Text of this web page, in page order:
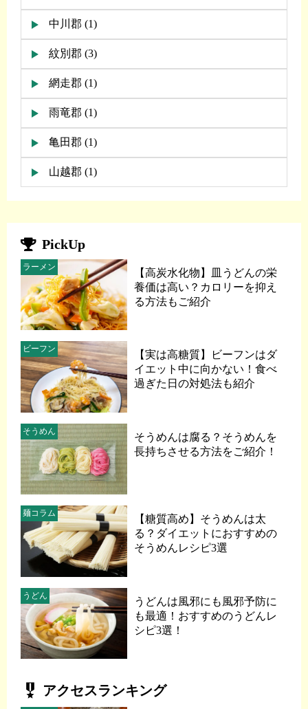
中川郡 (1)
紋別郡 (3)
網走郡 (1)
雨竜郡 (1)
亀田郡 (1)
山越郡 (1)
PickUp
【高炭水化物】皿うどんの栄
養価は高い？カロリーを抑え
る方法もご紹介
ラーメン
【実は高糖質】ビーフンはダ
イエット中に向かない！食べ
過ぎた日の対処法も紹介
ビーフン
そうめんは腐る？そうめんを
長持ちさせる方法をご紹介！
そうめん
【糖質高め】そうめんは太
る？ダイエットにおすすめの
そうめんレシピ3選
麺コラム
うどんは風邪にも風邪予防に
も最適！おすすめのうどんレ
シピ3選！
うどん
military_tech アクセスランキング